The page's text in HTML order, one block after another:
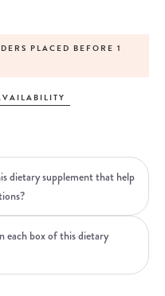
PLACED BEFORE 1
dietary supplement that help
each box of this dietary